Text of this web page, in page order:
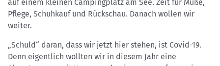
auf einem kleinen Campingplatz am See. Zeit für Muße,
Pflege, Schuhkauf und Rückschau. Danach wollen wir
weiter.
„Schuld“ daran, dass wir jetzt hier stehen, ist Covid-19.
Denn eigentlich wollten wir in diesem Jahr eine